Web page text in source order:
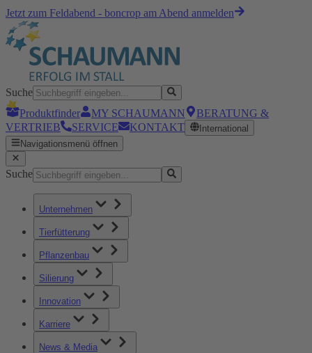
Jetzt zum Feldabend - boncrop am Abend anmelden
Suche
Produktfinder
MY SCHAUMANN
BERATUNG &
VERTRIEB
SERVICE KONTAKT
International
Navigationsmenü öffnen
Suche
Unternehmen
Tierfütterung
Pflanzenbau
Silierung
Innovation
Karriere
News & Media